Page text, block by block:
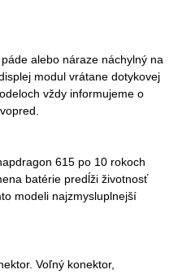
alebo náraze náchylný na
modul vrátane dotykovej
vždy informujeme o
615 po 10 rokoch
batérie predĺži životnosť
modeli najzmysluplnejší
Voľný konektor,